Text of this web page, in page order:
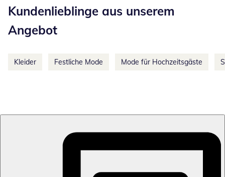
Kundenlieblinge aus unserem
Angebot
Kleider Festliche Mode Mode für Hochzeitsgäste